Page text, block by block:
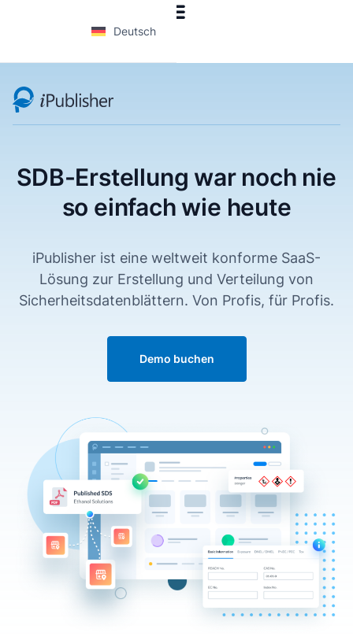
Deutsch
SDB-Erstellung war noch nie
so einfach wie heute
iPublisher ist eine weltweit konforme SaaS-
Lösung zur Erstellung und Verteilung von
Sicherheitsdatenblättern. Von Profis, für Profis.
Demo buchen